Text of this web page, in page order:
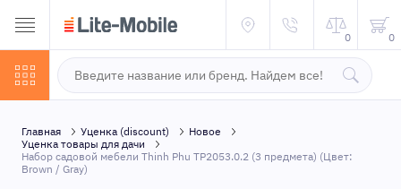
0 0
Главная Уценка (discount)
Новое
Уценка товары для дачи
Набор садовой мебели Thinh Phu TP2053.0.2 (3 предмета) (Цвет:
Brown / Gray)